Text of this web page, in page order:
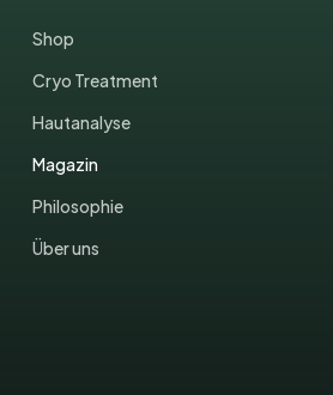
Shop
Cryo Treatment
Hautanalyse
Magazin
Philosophie
Über uns